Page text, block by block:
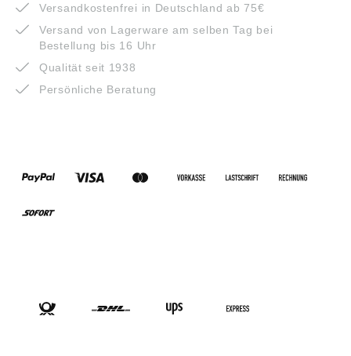
Versandkostenfrei in Deutschland ab 75€
Versand von Lagerware am selben Tag bei
Bestellung bis 16 Uhr
Qualität seit 1938
Persönliche Beratung